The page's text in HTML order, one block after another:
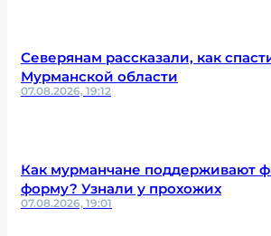
Северянам рассказали, как
Мурманской области
07.08.2026, 19:12
Как мурманчане поддерживают
форму? Узнали у прохожих
07.08.2026, 19:01